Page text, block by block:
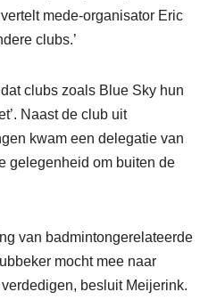
mede-organisator Eric
clubs.’
clubs zoals Blue Sky hun
Naast de club uit
kwam een delegatie van
gelegenheid om buiten de
van badmintongerelateerde
mocht mee naar
besluit Meijerink.